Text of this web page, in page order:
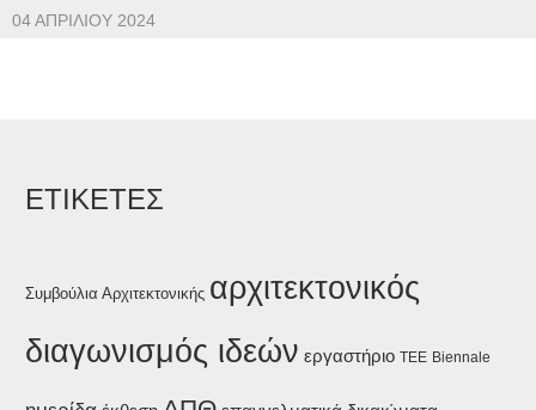
04 ΑΠΡΙΛΊΟΥ 2024
ΕΤΙΚΕΤΕΣ
Συμβούλια Αρχιτεκτονικής αρχιτεκτονικός
διαγωνισμός ιδεών εργαστήριο ΤΕΕ Biennale